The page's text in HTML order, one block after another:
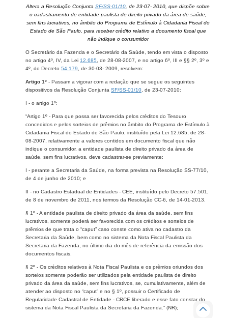
Altera a Resolução Conjunta SF/SS-01/10 , de 23-07- 2010, que dispõe sobre
o cadastramento de entidade paulista de direito privado da área de saúde,
sem fins lucrativos, no âmbito do Programa de Estímulo à Cidadania Fiscal do
Estado de São Paulo, para receber crédito relativo a documento fiscal que
não indique o consumidor
O Secretário da Fazenda e o Secretário da Saúde, tendo em vista o disposto
no artigo 4º, IV, da Lei 12.685 , de 28-08-2007, e no artigo 6º, III e §§ 2º, 3º e
4º, do Decreto 54.179 , de 30-03- 2009, resolvem:
Artigo 1º - Passam a vigorar com a redação que se segue os seguintes
dispositivos da Resolução Conjunta SF/SS-01/10 , de 23-07-2010:
I - o artigo 1º:
“Artigo 1º - Para que possa ser favorecida pelos créditos do Tesouro
concedidos e pelos sorteios de prêmios no âmbito do Programa de Estímulo à
Cidadania Fiscal do Estado de São Paulo, instituído pela Lei 12.685, de 28-
08-2007, relativamente a valores contidos em documento fiscal que não
indique o consumidor, a entidade paulista de direito privado da área de
saúde, sem fins lucrativos, deve cadastrar-se previamente:
I - perante a Secretaria da Saúde, na forma prevista na Resolução SS-77/10,
de 4 de junho de 2010; e
II - no Cadastro Estadual de Entidades - CEE, instituído pelo Decreto 57.501,
de 8 de novembro de 2011, nos termos da Resolução CC-6, de 14-01-2013.
§ 1º - A entidade paulista de direito privado da área da saúde, sem fins
lucrativos, somente poderá ser favorecida com os créditos e sorteios de
prêmios de que trata o “caput” caso conste como ativa no cadastro da
Secretaria da Saúde, bem como no sistema da Nota Fiscal Paulista da
Secretaria da Fazenda, no último dia do mês de referência da emissão dos
documentos fiscais.
§ 2º - Os créditos relativos à Nota Fiscal Paulista e os prêmios oriundos dos
sorteios somente poderão ser utilizados pela entidade paulista de direito
privado da área da saúde, sem fins lucrativos, se, cumulativamente, além de
atender ao disposto no “caput” e no § 1º, possuir o Certificado de
Regularidade Cadastral de Entidade - CRCE liberado e esse fato constar do
sistema da Nota Fiscal Paulista da Secretaria da Fazenda.” (NR);